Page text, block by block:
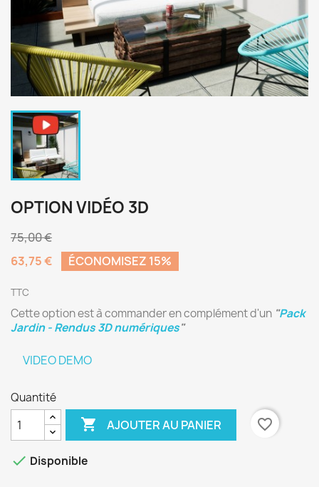
OPTION VIDÉO 3D
75,00 €
63,75 €
ÉCONOMISEZ 15%
TTC
Cette option est à commander en complément d'un "Pack
Jardin - Rendus 3D numériques"
VIDEO DEMO
Quantité
 AJOUTER AU PANIER favorite_border
 Disponible